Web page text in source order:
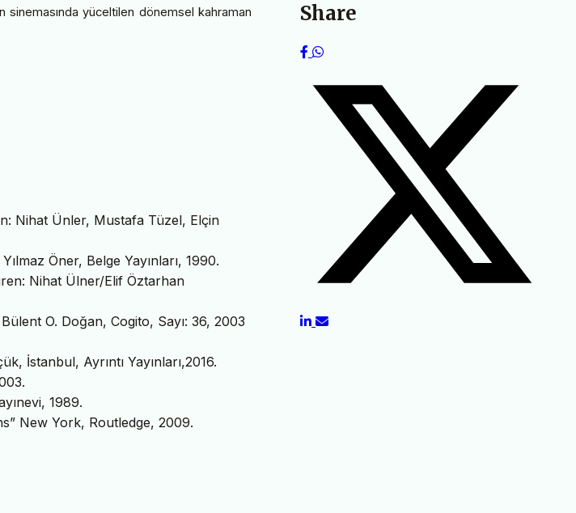
sinemasında yüceltilen dönemsel kahraman
Nihat Ünler, Mustafa Tüzel, Elçin
Öner, Belge Yayınları, 1990.
Nihat Ülner/Elif Öztarhan
O. Doğan, Cogito, Sayı: 36, 2003
İstanbul, Ayrıntı Yayınları,2016.
1989.
New York, Routledge, 2009.
Share